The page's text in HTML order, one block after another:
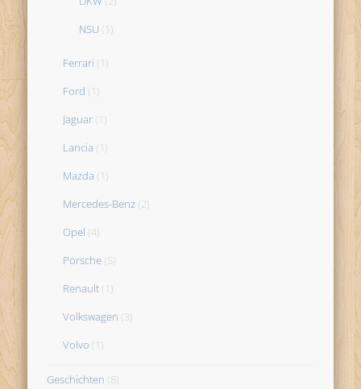
NSU (1)
Ferrari (1)
Ford (1)
Jaguar (1)
Lancia (1)
Mazda (1)
Mercedes-Benz (2)
Opel (4)
Porsche (5)
Renault (1)
Volkswagen (3)
Volvo (1)
Geschichten (8)